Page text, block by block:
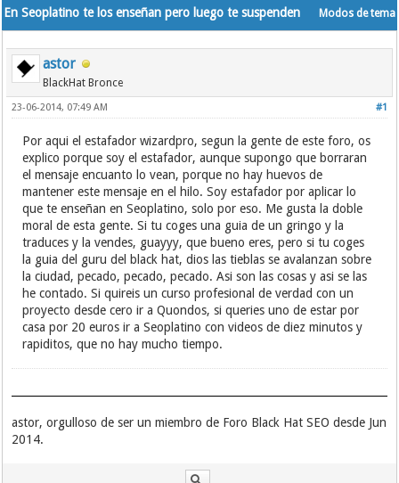
Modos de tema
En Seoplatino te los enseñan pero luego te suspenden
astor
BlackHat Bronce
#1
23-06-2014, 07:49 AM
Por aqui el estafador wizardpro, segun la gente de este foro, os
explico porque soy el estafador, aunque supongo que borraran
el mensaje encuanto lo vean, porque no hay huevos de
mantener este mensaje en el hilo. Soy estafador por aplicar lo
que te enseñan en Seoplatino, solo por eso. Me gusta la doble
moral de esta gente. Si tu coges una guia de un gringo y la
traduces y la vendes, guayyy, que bueno eres, pero si tu coges
la guia del guru del black hat, dios las tieblas se avalanzan sobre
la ciudad, pecado, pecado, pecado. Asi son las cosas y asi se las
he contado. Si quireis un curso profesional de verdad con un
proyecto desde cero ir a Quondos, si queries uno de estar por
casa por 20 euros ir a Seoplatino con videos de diez minutos y
rapiditos, que no hay mucho tiempo.
astor, orgulloso de ser un miembro de Foro Black Hat SEO desde Jun
2014.